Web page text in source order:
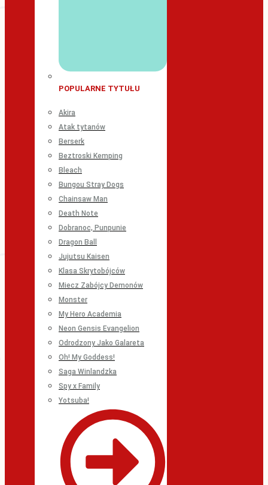
POPULARNE TYTUŁU
Akira
Atak tytanów
Berserk
Beztroski Kemping
Bleach
Bungou Stray Dogs
Chainsaw Man
Death Note
Dobranoc, Punpunie
Dragon Ball
Jujutsu Kaisen
Klasa Skrytobójców
Miecz Zabójcy Demonów
Monster
My Hero Academia
Neon Gensis Evangelion
Odrodzony Jako Galareta
Oh! My Goddess!
Saga Winlandzka
Spy x Family
Yotsuba!